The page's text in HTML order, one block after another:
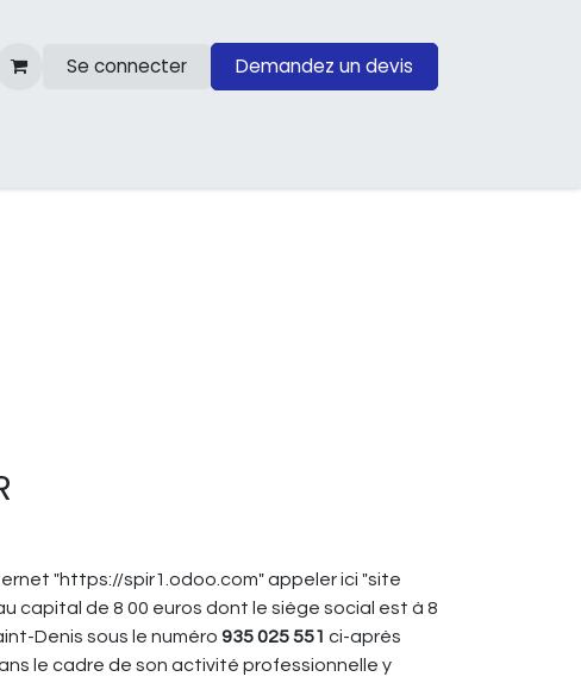
Se connecter Demandez un devis
"https://spir1.odoo.com" appeler ici "site
au capital de 8 00 euros dont le siège social est à 8
Denis sous le numéro 935 025 551 ci-après
le cadre de son activité professionnelle y